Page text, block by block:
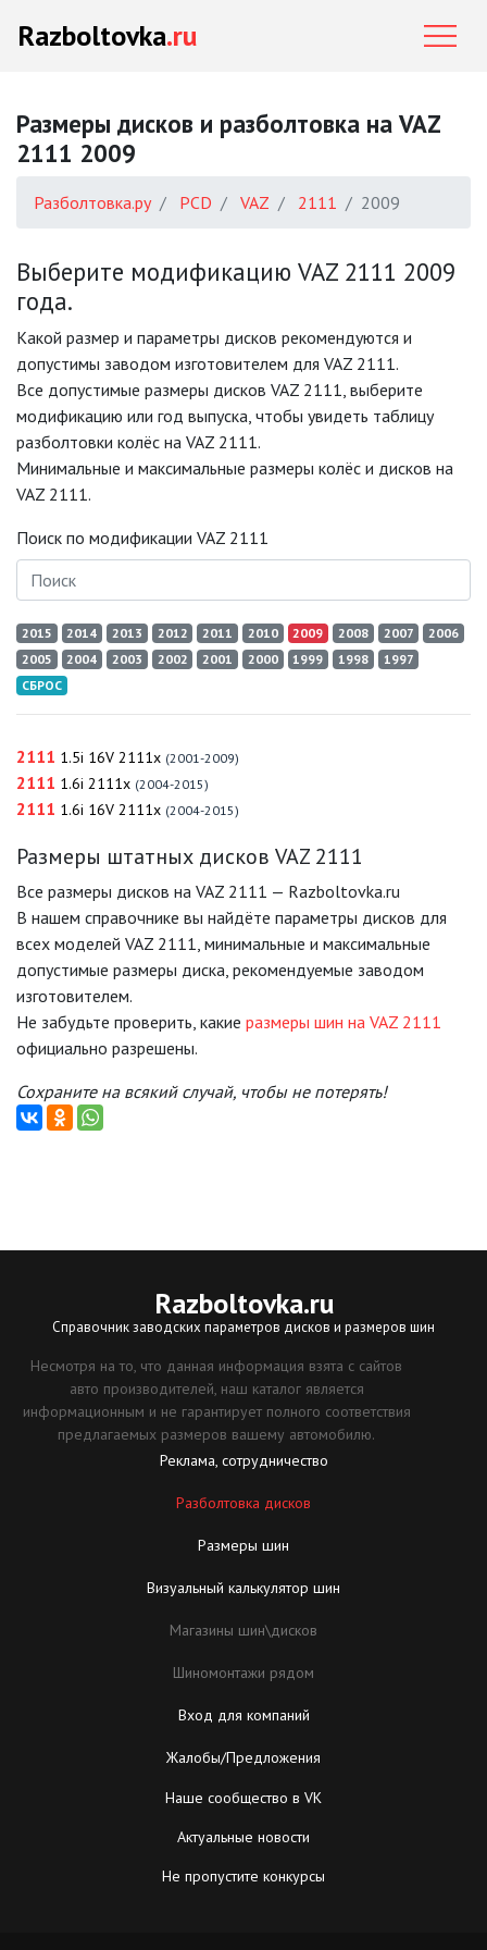
Razboltovka.ru
Размеры дисков и разболтовка на VAZ
2111 2009
Разболтовка.ру PCD VAZ 2111 2009
Выберите модификацию VAZ 2111 2009
года.
Какой размер и параметры дисков рекомендуются и
допустимы заводом изготовителем для VAZ 2111.
Все допустимые размеры дисков VAZ 2111, выберите
модификацию или год выпуска, чтобы увидеть таблицу
разболтовки колёс на VAZ 2111.
Минимальные и максимальные размеры колёс и дисков на
VAZ 2111.
Поиск по модификации VAZ 2111
2015 2014 2013 2012 2011 2010 2009 2008 2007
2006
2005
2004 2003 2002 2001 2000 1999 1998
1997
СБРОС
2111 1.5i 16V 2111x (2001-2009)
2111 1.6i 2111x (2004-2015)
2111 1.6i 16V 2111x (2004-2015)
Размеры штатных дисков VAZ 2111
Все размеры дисков на VAZ 2111 — Razboltovka.ru
В нашем справочнике вы найдёте параметры дисков для
всех моделей VAZ 2111, минимальные и максимальные
допустимые размеры диска, рекомендуемые заводом
изготовителем.
Не забудьте проверить, какие размеры шин на VAZ 2111
официально разрешены.
Сохраните на всякий случай, чтобы не потерять!
Razboltovka.ru
Справочник заводских параметров дисков и размеров шин
Несмотря на то, что данная информация взята с сайтов
авто производителей, наш каталог является
информационным и не гарантирует полного соответствия
предлагаемых размеров вашему автомобилю.
Реклама, сотрудничество
Разболтовка дисков
Размеры шин
Визуальный калькулятор шин
Магазины шин\дисков
Шиномонтажи рядом
Вход для компаний
Жалобы/Предложения
Наше сообщество в VK
Актуальные новости
Не пропустите конкурсы